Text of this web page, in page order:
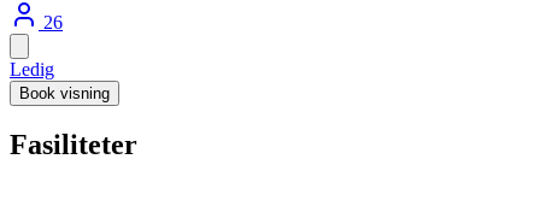
26
Ledig
Book visning
Fasiliteter